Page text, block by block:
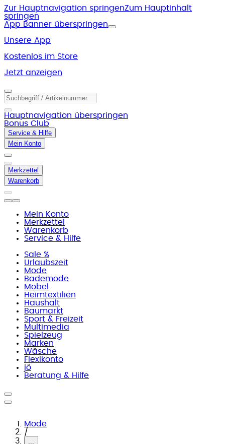
Zur Hauptnavigation springenZum Hauptinhalt
springen
App Banner überspringen
Unsere App
Kostenlos im Store
Jetzt anzeigen
Hauptnavigation überspringen
Bonus Club
Service & Hilfe
Mein Konto
Merkzettel
Warenkorb
Mein Konto
Merkzettel
Warenkorb
Service & Hilfe
Sale %
Urlaubszeit
Mode
Bademode
Möbel
Heimtextilien
Haushalt
Baumarkt
Sport & Freizeit
Multimedia
Spielzeug
Marken
Wäsche
Flexikonto
jö
Beratung & Hilfe
Mode
/
...